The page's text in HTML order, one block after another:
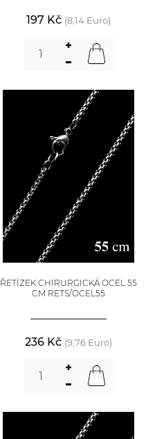
197 Kč (8,14 Euro)
ŘETÍZEK CHIRURGICKÁ OCEL 55
CM RETS/OCEL55
236 Kč (9,76 Euro)